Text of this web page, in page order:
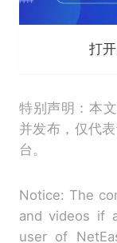
打
特别声明：本
并发布，仅代
台。
Notice: The
and videos if
user of